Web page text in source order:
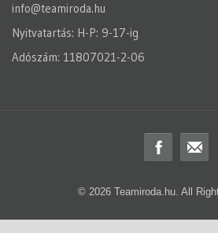
info@teamiroda.hu
Nyitvatartás: H-P: 9-17-ig
Adószám: 11807021-2-06
© 2026 Teamiroda.hu. All